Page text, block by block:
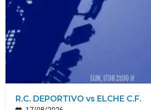
R.C. DEPORTIVO vs ELCHE C.F.